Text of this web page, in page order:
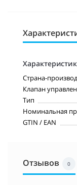
Страна-
Клапан
Тип
Номинальная
GTIN / EAN
Отзывов 0